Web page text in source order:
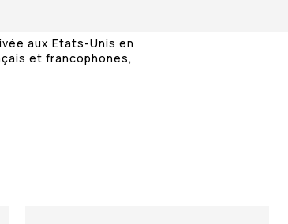
aux Etats-Unis en
et francophones,